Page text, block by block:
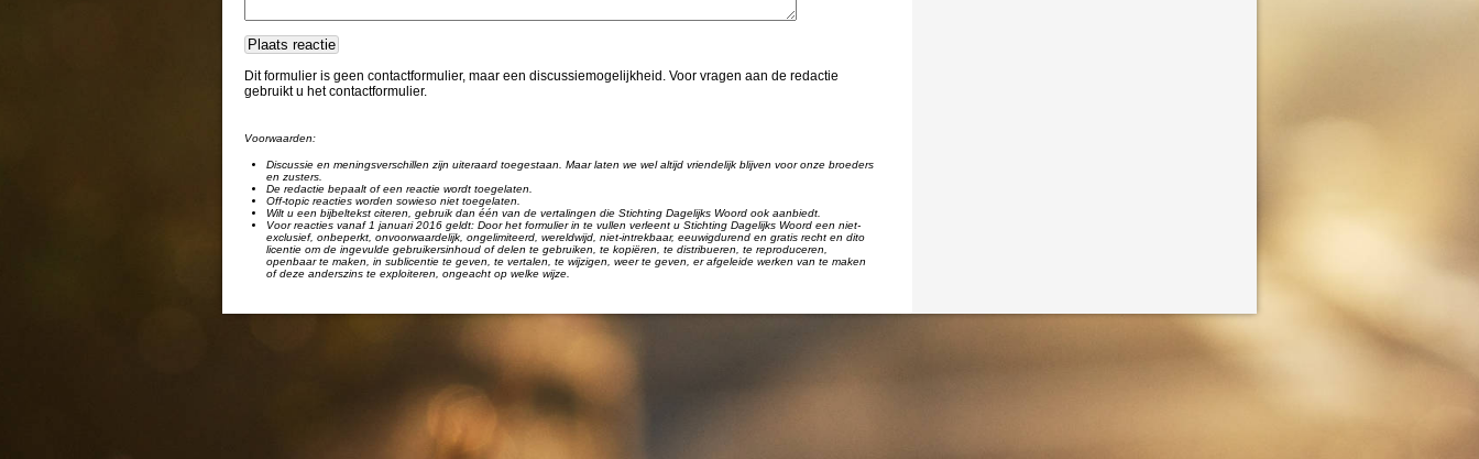
Dit formulier is geen contactformulier, maar een discussiemogelijkheid. Voor vragen aan de redactie
gebruikt u het contactformulier.
Voorwaarden:
Discussie en meningsverschillen zijn uiteraard toegestaan. Maar laten we wel altijd vriendelijk blijven voor onze broeders
en zusters.
De redactie bepaalt of een reactie wordt toegelaten.
Off-topic reacties worden sowieso niet toegelaten.
Wilt u een bijbeltekst citeren, gebruik dan één van de vertalingen die Stichting Dagelijks Woord ook aanbiedt.
Voor reacties vanaf 1 januari 2016 geldt: Door het formulier in te vullen verleent u Stichting Dagelijks Woord een niet-
exclusief, onbeperkt, onvoorwaardelijk, ongelimiteerd, wereldwijd, niet-intrekbaar, eeuwigdurend en gratis recht en dito
licentie om de ingevulde gebruikersinhoud of delen te gebruiken, te kopiëren, te distribueren, te reproduceren,
openbaar te maken, in sublicentie te geven, te vertalen, te wijzigen, weer te geven, er afgeleide werken van te maken
of deze anderszins te exploiteren, ongeacht op welke wijze.